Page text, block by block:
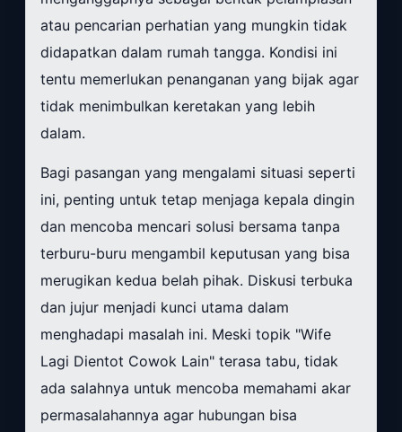
atau pencarian perhatian yang mungkin tidak
didapatkan dalam rumah tangga. Kondisi ini
tentu memerlukan penanganan yang bijak agar
tidak menimbulkan keretakan yang lebih
dalam.
Bagi pasangan yang mengalami situasi seperti
ini, penting untuk tetap menjaga kepala dingin
dan mencoba mencari solusi bersama tanpa
terburu-buru mengambil keputusan yang bisa
merugikan kedua belah pihak. Diskusi terbuka
dan jujur menjadi kunci utama dalam
menghadapi masalah ini. Meski topik "Wife
Lagi Dientot Cowok Lain" terasa tabu, tidak
ada salahnya untuk mencoba memahami akar
permasalahannya agar hubungan bisa